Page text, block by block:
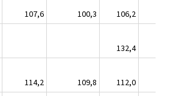
107,6 100,3
106,2
132,4
114,2 109,8
112,0